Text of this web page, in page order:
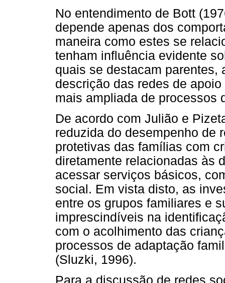
No entendimento de Bott
depende apenas dos
maneira como estes se
tenham influência evidente
quais se destacam parentes,
descrição das redes de
mais ampliada de processos
De acordo com Julião e
reduzida do desempenho de
protetivas das famílias com
diretamente relacionadas às
acessar serviços básicos,
social. Em vista disto, as
entre os grupos familiares e
imprescindíveis na
com o acolhimento das
processos de adaptação
(Sluzki, 1996).
Para a discussão de redes